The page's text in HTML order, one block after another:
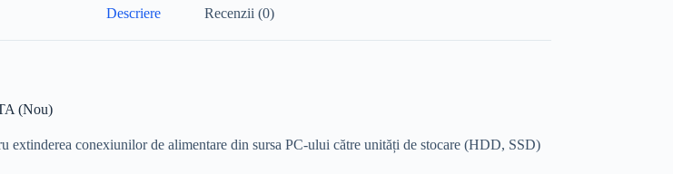
Descriere Recenzii (0)
(Nou)
extinderea conexiunilor de alimentare din sursa PC-ului către unități de stocare (HDD, SSD)